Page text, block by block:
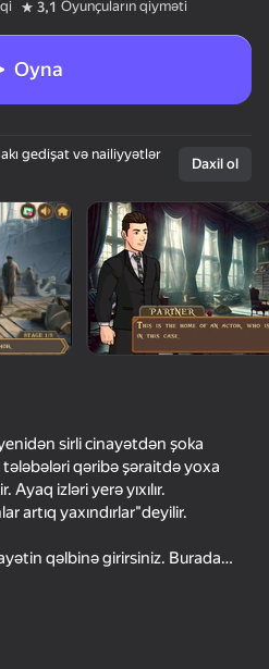
döndərin
üfüqi
işləyir
3,1 Oyunçuların qiyməti
Oyna
gedişat və nailiyyətlər
Daxil ol
sirli cinayətdən şoka
qəribə şəraitdə yoxa
Ayaq izləri yerə yıxılır.
artıq yaxındırlar"deyilir.
qəlbinə girirsiniz. Burada